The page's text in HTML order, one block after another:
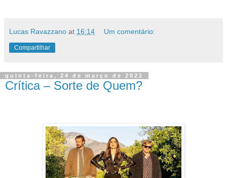
Lucas Ravazzano at 16:14 Um comentário:
Compartilhar
quinta-feira, 24 de março de 2022
Crítica – Sorte de Quem?